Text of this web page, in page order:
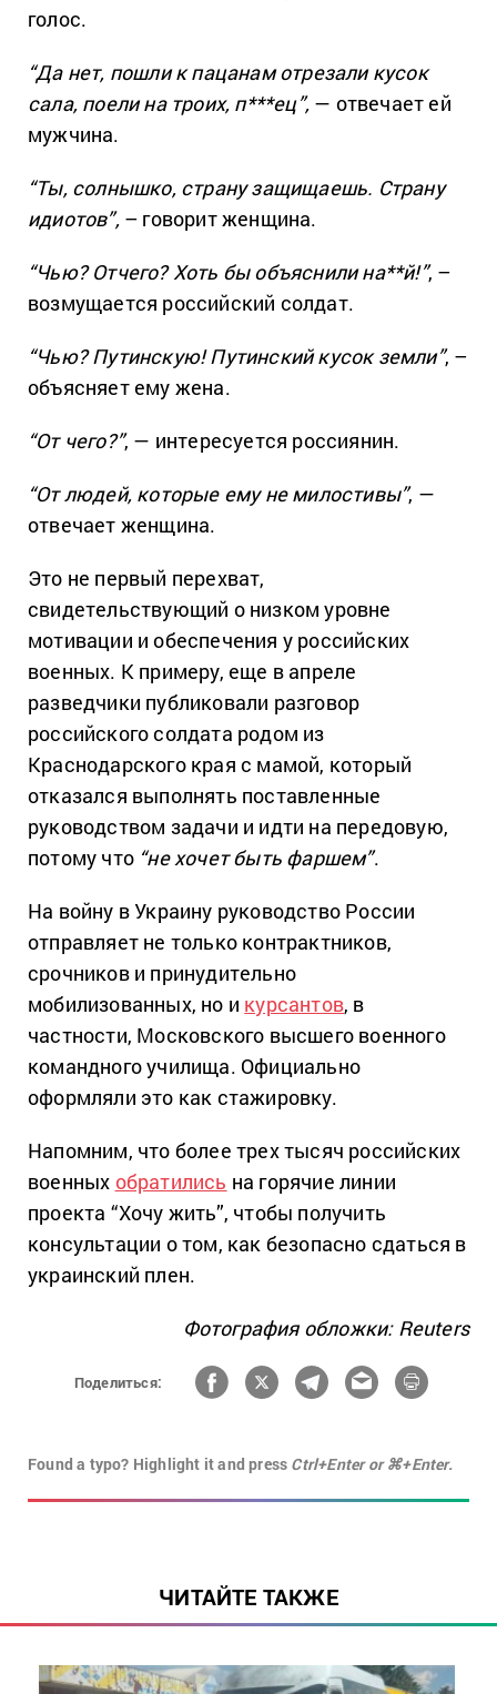
голос.
“Да нет, пошли к пацанам отрезали кусок
сала, поели на троих, п***ец”, — отвечает ей
мужчина.
“Ты, солнышко, страну защищаешь. Страну
идиотов”,– говорит женщина.
“Чью? Отчего? Хоть бы объяснили на**й!”, –
возмущается российский солдат.
“Чью? Путинскую! Путинский кусок земли”, –
объясняет ему жена.
“От чего?”, — интересуется россиянин.
“От людей, которые ему не милостивы”, —
отвечает женщина.
Это не первый перехват,
свидетельствующий о низком уровне
мотивации и обеспечения у российских
военных. К примеру, еще в апреле
разведчики публиковали разговор
российского солдата родом из
Краснодарского края с мамой, который
отказался выполнять поставленные
руководством задачи и идти на передовую,
потому что “не хочет быть фаршем”.
На войну в Украину руководство России
отправляет не только контрактников,
срочников и принудительно
мобилизованных, но и курсантов, в
частности, Московского высшего военного
командного училища. Официально
оформляли это как стажировку.
Напомним, что более трех тысяч российских
военных обратились на горячие линии
проекта “Хочу жить”, чтобы получить
консультации о том, как безопасно сдаться в
украинский плен.
Фотография обложки: Reuters
Поделиться:
Found a typo? Highlight it and press Ctrl+Enter or ⌘+Enter.
ЧИТАЙТЕ ТАКЖЕ